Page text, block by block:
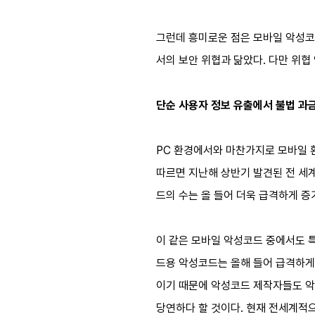
그런데 흥미로운 점은 모바일 악성
서의 보안 위협과 닮았다. 다만 위
단순 사용자 정보 유출에서 불법 과
PC 환경에서와 마찬가지로 모바일
따르면 지난해 상반기 발견된 전
드의 수는 올 들어 더욱 급격하게
이 같은 모바일 악성코드 중에서도
드용 악성코드는 올해 들어 급격
이기 때문에 악성코드 제작자들도
당연하다 할 것이다. 현재 전세계